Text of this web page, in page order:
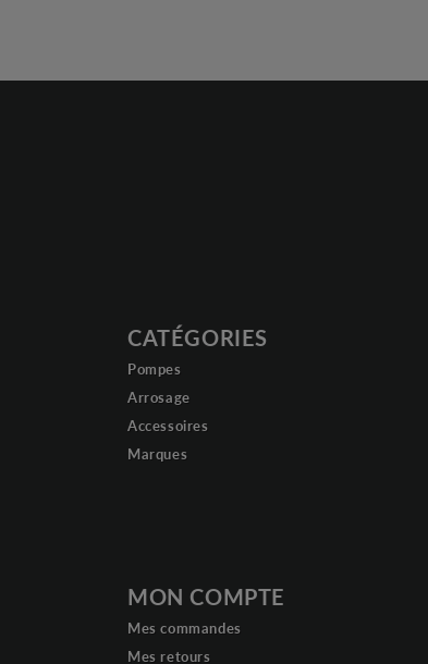
CATÉGORIES
Pompes
Arrosage
Accessoires
Marques
MON COMPTE
Mes commandes
Mes retours